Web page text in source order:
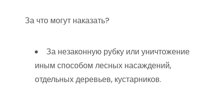
За что могут наказать?
За незаконную рубку или уничтожение
иным способом лесных насаждений,
отдельных деревьев, кустарников.